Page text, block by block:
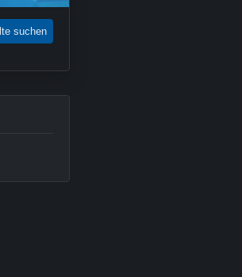
suchen